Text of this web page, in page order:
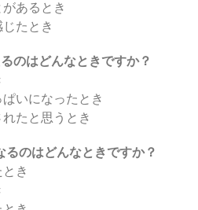
あるとき
たとき
のはどんなときですか？
いになったとき
たと思うとき
のはどんなときですか？
き